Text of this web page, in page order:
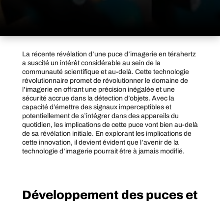
La récente révélation d’une puce d’imagerie en térahertz
a suscité un intérêt considérable au sein de la
communauté scientifique et au-delà. Cette technologie
révolutionnaire promet de révolutionner le domaine de
l’imagerie en offrant une précision inégalée et une
sécurité accrue dans la détection d’objets. Avec la
capacité d’émettre des signaux imperceptibles et
potentiellement de s’intégrer dans des appareils du
quotidien, les implications de cette puce vont bien au-delà
de sa révélation initiale. En explorant les implications de
cette innovation, il devient évident que l’avenir de la
technologie d’imagerie pourrait être à jamais modifié.
Développement des puces et